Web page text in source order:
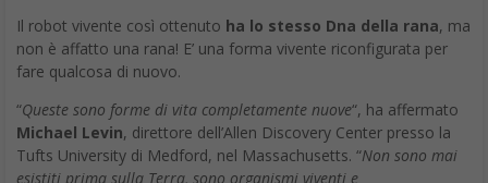
Il robot vivente così ottenuto ha lo stesso Dna della rana, ma
non è affatto una rana! E’ una forma vivente riconfigurata per
fare qualcosa di nuovo.
“Queste sono forme di vita completamente nuove“, ha affermato
Michael Levin, direttore dell’Allen Discovery Center presso la
Tufts University di Medford, nel Massachusetts. “Non sono mai
esistiti prima sulla Terra, sono organismi viventi e